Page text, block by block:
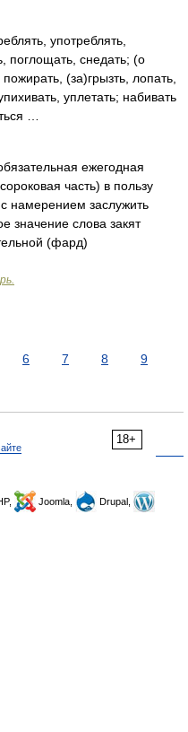
употреблять,
поглощать, снедать; (о
(за)грызть, лопать,
уплетать; набивать
…
ежегодная
часть) в пользу
намерением заслужить
значение слова закят
(фард)
6 7 8
9
18+
Joomla,
Drupal,